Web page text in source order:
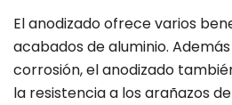
El anodizado ofrece varios
acabados de aluminio.
corrosión, el anodizado
la resistencia a los arañazos